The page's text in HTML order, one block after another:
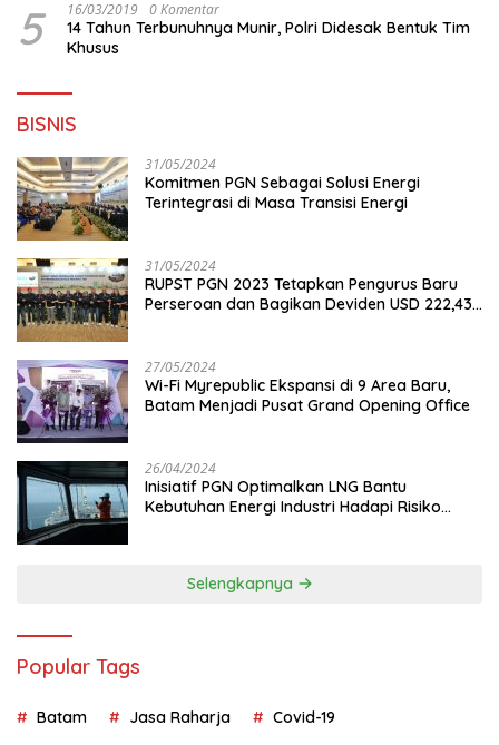
5 16/03/2019 0 Komentar
14 Tahun Terbunuhnya Munir, Polri Didesak Bentuk Tim
Khusus
BISNIS
31/05/2024
Komitmen PGN Sebagai Solusi Energi
Terintegrasi di Masa Transisi Energi
31/05/2024
RUPST PGN 2023 Tetapkan Pengurus Baru
Perseroan dan Bagikan Deviden USD 222,43
27/05/2024
Wi-Fi Myrepublic Ekspansi di 9 Area Baru,
Batam Menjadi Pusat Grand Opening Office
26/04/2024
Inisiatif PGN Optimalkan LNG Bantu
Kebutuhan Energi Industri Hadapi Risiko
Selengkapnya
Popular Tags
Batam Jasa Raharja Covid-19